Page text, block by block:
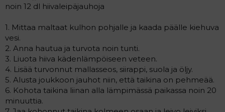
noin 12 dl hiivaleipäjauhoja
1. Mittaa maltaat kulhon pohjalle ja kaada päälle kiehuva
vesi.
2. Anna hautua ja turvota noin tunti.
3. Liuota hiiva kädenlämpöiseen veteen.
4. Lisää turvonnut mallasseos, siirappi, suola ja öljy.
5. Alusta joukkoon jauhot niin, että taikina on pehmeää.
6. Kohota taikina liinan alla lämpimässä paikassa noin 20
minuuttia.